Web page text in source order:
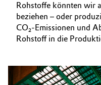
Rohstoffe könnten wir
beziehen – oder
CO₂-Emissionen und
Rohstoff in die